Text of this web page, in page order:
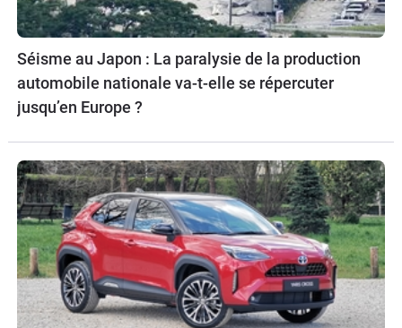
Séisme au Japon : La paralysie de la production
automobile nationale va-t-elle se répercuter
jusqu’en Europe ?